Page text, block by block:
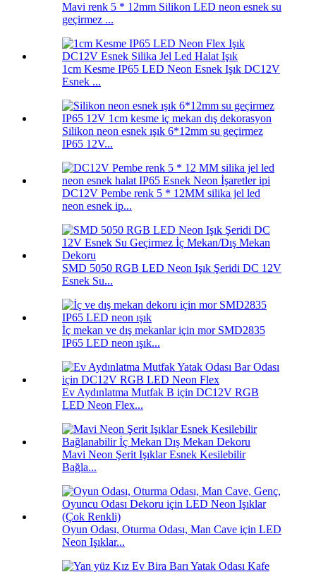
Mavi renk 5 * 12mm Silikon LED neon esnek su
geçirmez ...
1cm Kesme IP65 LED Neon Esnek Işık DC12V
Esnek ...
Silikon neon esnek ışık 6*12mm su geçirmez
IP65 12V...
DC12V Pembe renk 5 * 12MM silika jel led
neon esnek ip...
SMD 5050 RGB LED Neon Işık Şeridi DC 12V
Esnek Su...
İç mekan ve dış mekanlar için mor SMD2835
IP65 LED neon ışık...
Ev Aydınlatma Mutfak B için DC12V RGB
LED Neon Flex...
Mavi Neon Şerit Işıklar Esnek Kesilebilir
Bağla...
Oyun Odası, Oturma Odası, Man Cave için LED
Neon Işıklar...